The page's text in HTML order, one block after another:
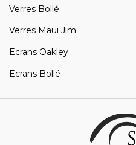
Verres Bollé
Verres Maui Jim
Ecrans Oakley
Ecrans Bollé